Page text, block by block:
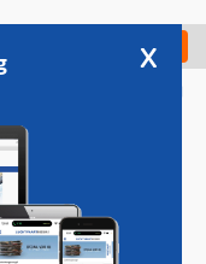
Check in
x